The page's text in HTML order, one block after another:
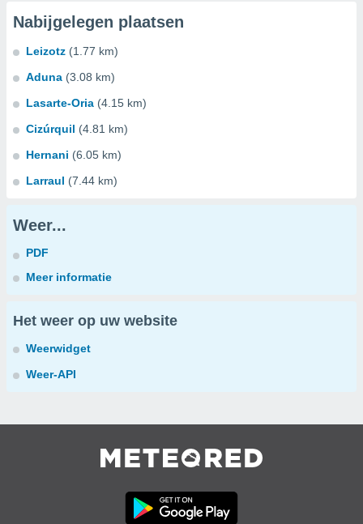
Nabijgelegen plaatsen
Leizotz (1.77 km)
Aduna (3.08 km)
Lasarte-Oria (4.15 km)
Cizúrquil (4.81 km)
Hernani (6.05 km)
Larraul (7.44 km)
Weer...
PDF
Meer informatie
Het weer op uw website
Weerwidget
Weer-API